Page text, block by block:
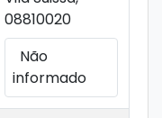
08810020
Não
informado